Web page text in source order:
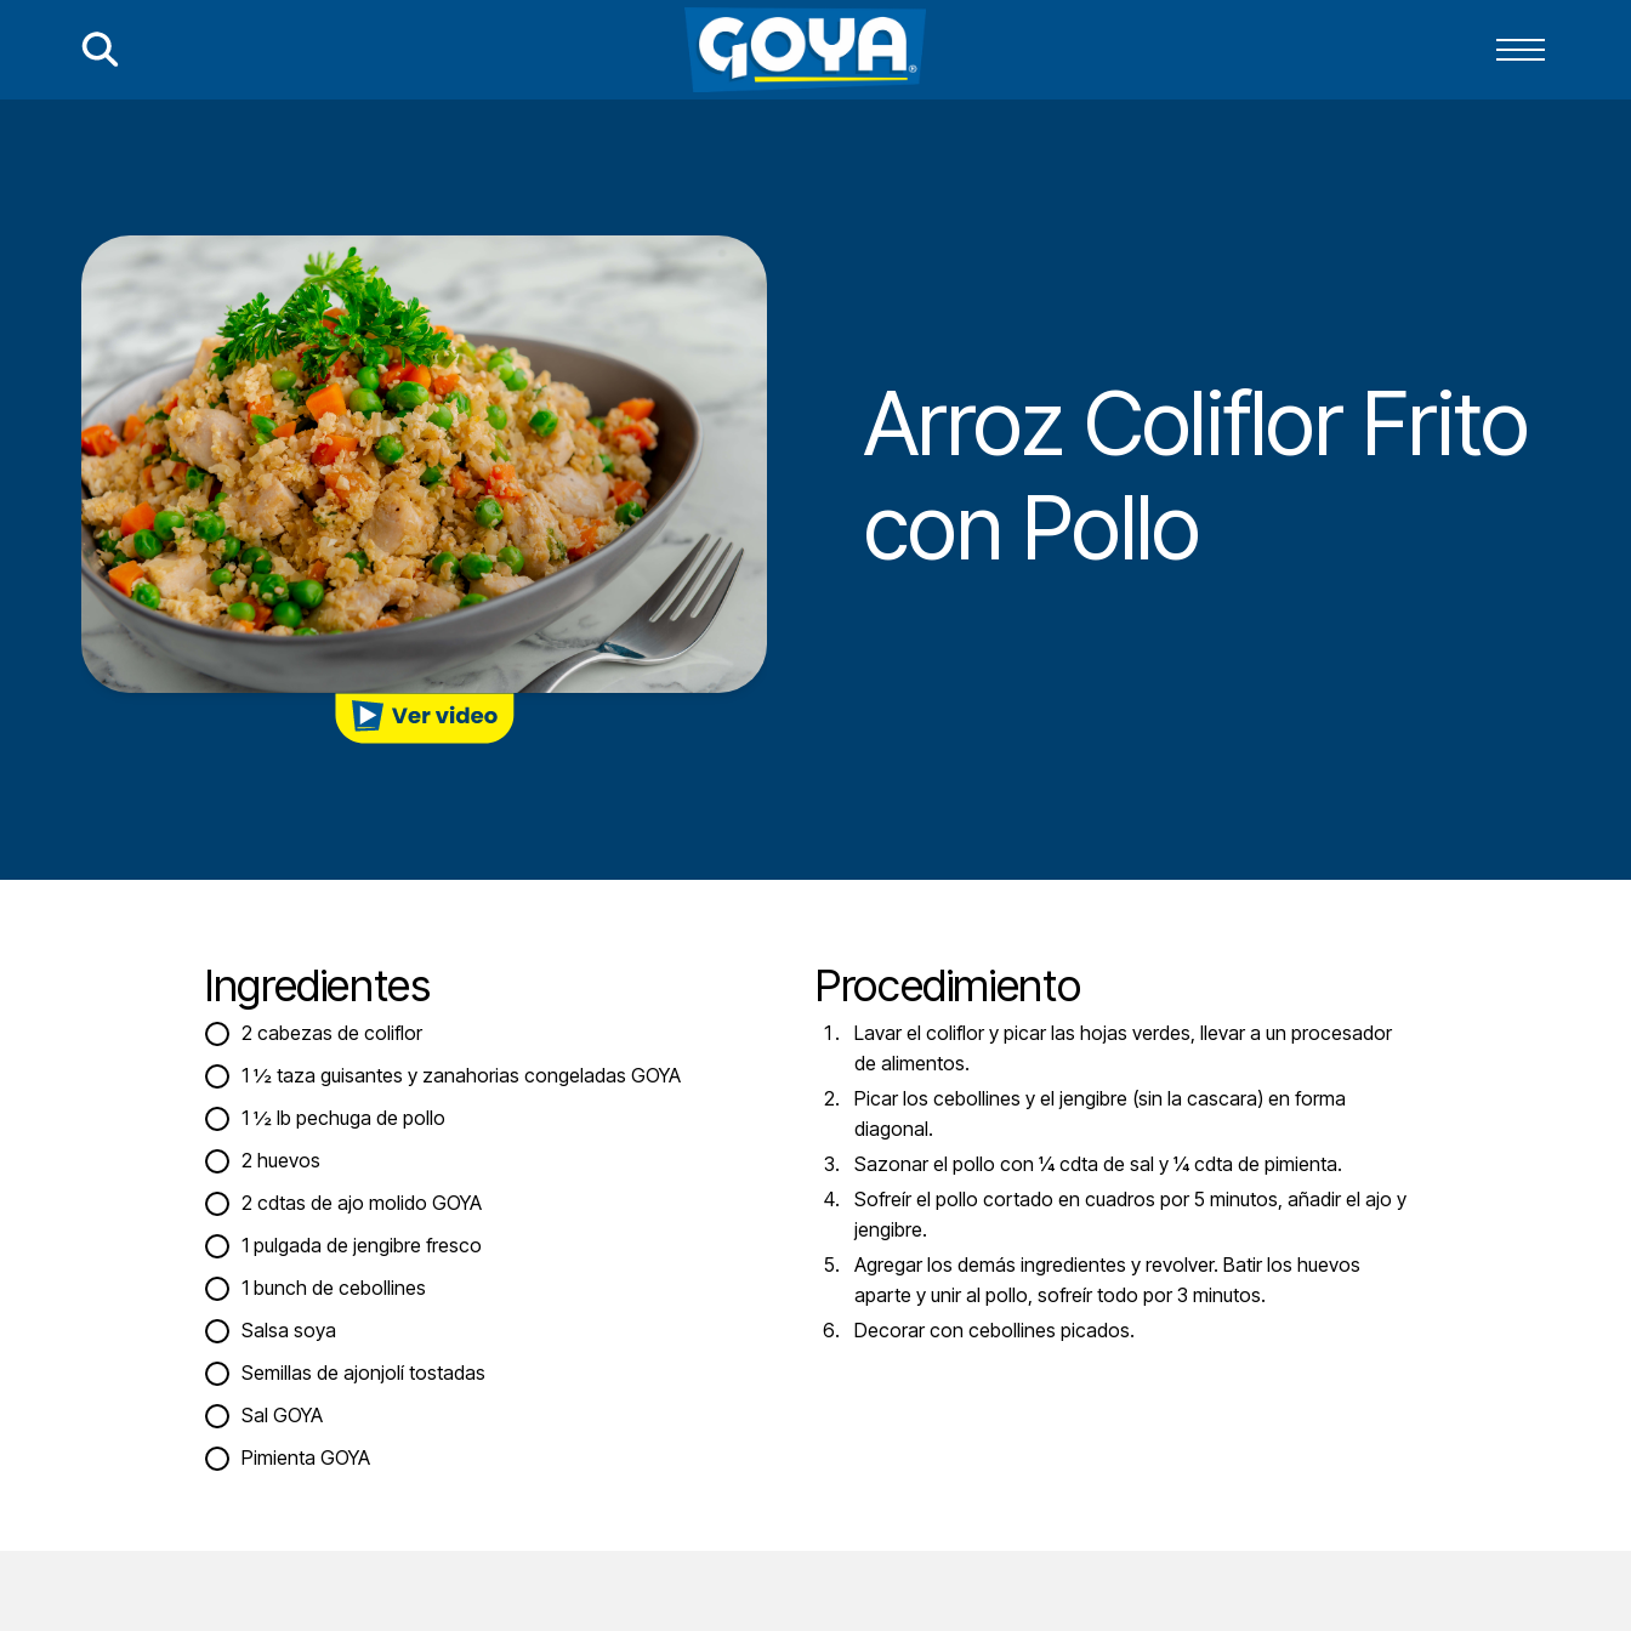
Arroz Coliflor Frito
con Pollo
Ingredientes
2 cabezas de coliflor
1 ½ taza guisantes y zanahorias congeladas GOYA
1 ½ lb pechuga de pollo
2 huevos
2 cdtas de ajo molido GOYA
1 pulgada de jengibre fresco
1 bunch de cebollines
Salsa soya
Semillas de ajonjolí tostadas
Sal GOYA
Pimienta GOYA
Procedimiento
Lavar el coliflor y picar las hojas verdes, llevar a un procesador
de alimentos.
Picar los cebollines y el jengibre (sin la cascara) en forma
diagonal.
Sazonar el pollo con ¼ cdta de sal y ¼ cdta de pimienta.
Sofreír el pollo cortado en cuadros por 5 minutos, añadir el ajo y
jengibre.
Agregar los demás ingredientes y revolver. Batir los huevos
aparte y unir al pollo, sofreír todo por 3 minutos.
Decorar con cebollines picados.